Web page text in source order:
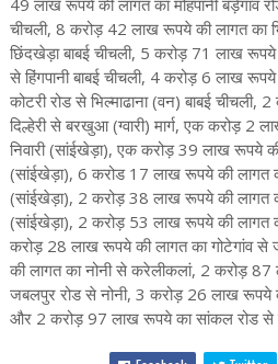
चीचली, 8 करोड़ 42 लाख रूपये की लागत का
छिंदखेड़ा बाबई चीचली, 5 करोड़ 71 लाख रूपये
से हिंगपानी बाबई चीचली, 4 करोड़ 6 लाख रूपये
कोटरी रोड से भिल्माढाना (वन) बाबई
दिल्हेरी से बरखुआ (ग्वारी) मार्ग, एक करोड़ 2
निवारी (सांईखेड़ा), एक करोड़ 39 लाख रूपये की
(सांईखेड़ा), 6 करोड 17 लाख रूपये की लागत
(सांईखेड़ा), 2 करोड़ 38 लाख रूपये की लागत
(सांईखेड़ा), 2 करोड़ 53 लाख रूपये की लागत
करोड़ 28 लाख रूपये की लागत का गोटेगांव
की लागत का नोनी से करेलीकलां, 2 करोड़
जबलपुर रोड से नोनी, 3 करोड़ 26 लाख रूपये
और 2 करोड़ 97 लाख रूपये का सांकल रोड से